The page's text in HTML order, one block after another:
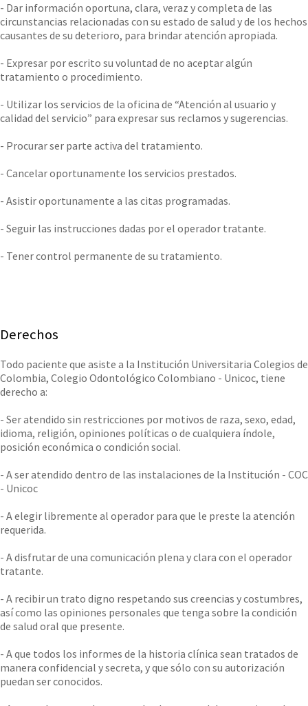
- Dar información oportuna, clara, veraz y completa de las
circunstancias relacionadas con su estado de salud y de los hechos
causantes de su deterioro, para brindar atención apropiada.
- Expresar por escrito su voluntad de no aceptar algún
tratamiento o procedimiento.
- Utilizar los servicios de la oficina de “Atención al usuario y
calidad del servicio” para expresar sus reclamos y sugerencias.
- Procurar ser parte activa del tratamiento.
- Cancelar oportunamente los servicios prestados.
- Asistir oportunamente a las citas programadas.
- Seguir las instrucciones dadas por el operador tratante.
- Tener control permanente de su tratamiento.
Derechos
Todo paciente que asiste a la Institución Universitaria Colegios de
Colombia, Colegio Odontológico Colombiano - Unicoc, tiene
derecho a:
- Ser atendido sin restricciones por motivos de raza, sexo, edad,
idioma, religión, opiniones políticas o de cualquiera índole,
posición económica o condición social.
- A ser atendido dentro de las instalaciones de la Institución - COC
- Unicoc
- A elegir libremente al operador para que le preste la atención
requerida.
- A disfrutar de una comunicación plena y clara con el operador
tratante.
- A recibir un trato digno respetando sus creencias y costumbres,
así como las opiniones personales que tenga sobre la condición
de salud oral que presente.
- A que todos los informes de la historia clínica sean tratados de
manera confidencial y secreta, y que sólo con su autorización
puedan ser conocidos.